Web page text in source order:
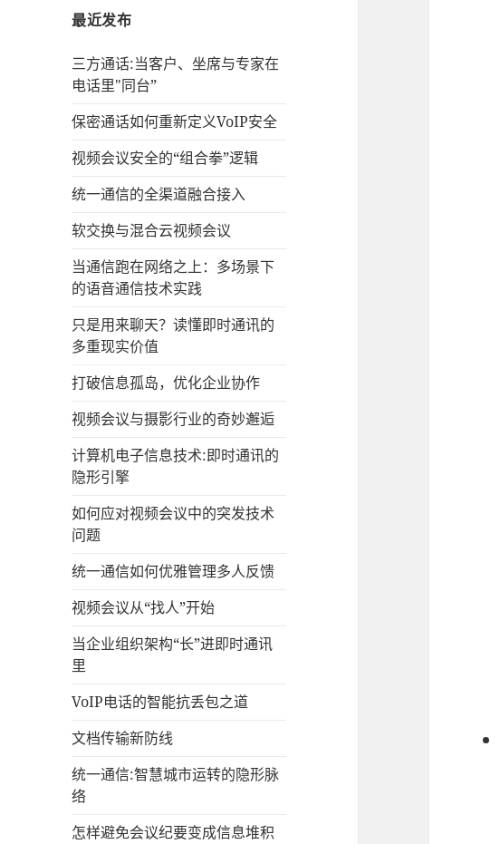
最近发布
三方通话:当客户、坐席与专家在
电话里"同台”
保密通话如何重新定义VoIP安全
视频会议安全的“组合拳”逻辑
统一通信的‌全渠道融合接入
软交换与混合云视频会议
当通信跑在网络之上：多场景下
的语音通信技术实践
只是用来聊天？读懂即时通讯的
多重现实价值
打破信息孤岛，优化企业协作
视频会议与摄影行业的奇妙邂逅
计算机电子信息技术:即时通讯的
隐形引擎
如何应对视频会议中的突发技术
问题
统一通信如何优雅管理多人反馈
视频会议从“找人”开始
当企业组织架构“长”进即时通讯
里
VoIP电话的智能抗丢包之道
文档传输新防线
统一通信:智慧城市运转的隐形脉
络
怎样避免会议纪要变成信息堆积